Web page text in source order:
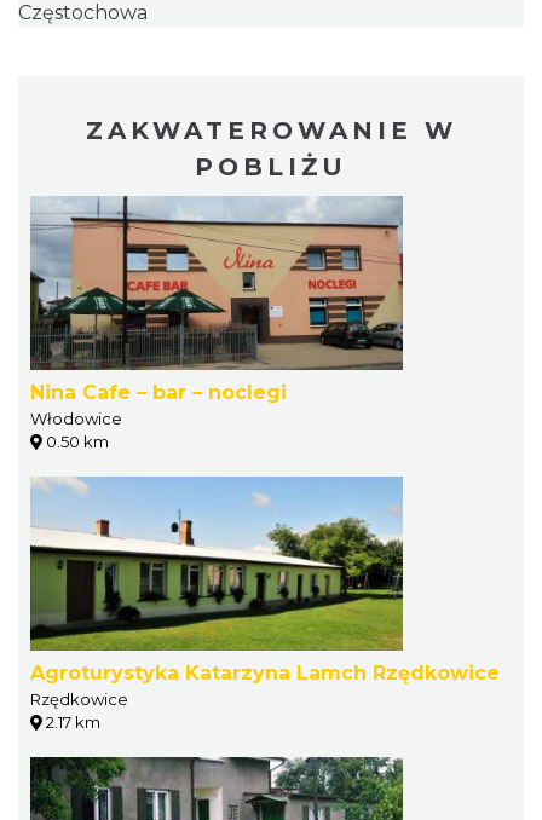
Częstochowa
ZAKWATEROWANIE W
POBLIŻU
Nina Cafe – bar – noclegi
Włodowice
0.50 km
Agroturystyka Katarzyna Lamch Rzędkowice
Rzędkowice
2.17 km